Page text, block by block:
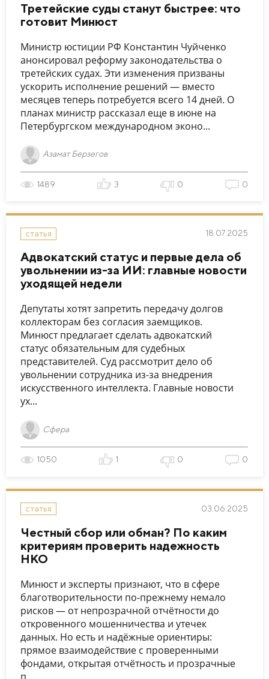
Третейские суды станут быстрее: что
готовит Минюст
Министр юстиции РФ Константин Чуйченко
анонсировал реформу законодательства о
третейских судах. Эти изменения призваны
ускорить исполнение решений — вместо
месяцев теперь потребуется всего 14 дней. О
планах министр рассказал еще в июне на
Петербургском международном эконо...
Азамат Берзегов
1489 3 0 0
статья 18.07.2025
Адвокатский статус и первые дела об
увольнении из-за ИИ: главные новости
уходящей недели
Депутаты хотят запретить передачу долгов
коллекторам без согласия заемщиков.
Минюст предлагает сделать адвокатский
статус обязательным для судебных
представителей. Суд рассмотрит дело об
увольнении сотрудника из-за внедрения
искусственного интеллекта. Главные новости
ух...
Сфера
1050 1 0 0
статья 03.06.2025
Честный сбор или обман? По каким
критериям проверить надежность
НКО
Минюст и эксперты признают, что в сфере
благотворительности по-прежнему немало
рисков — от непрозрачной отчётности до
откровенного мошенничества и утечек
данных. Но есть и надёжные ориентиры:
прямое взаимодействие с проверенными
фондами, открытая отчётность и прозрачные